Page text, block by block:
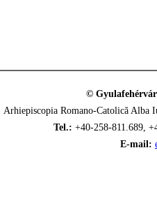
©
Arhiepiscopia Romano-Catolică
Tel.: +40-258-811.689,
E-mail: